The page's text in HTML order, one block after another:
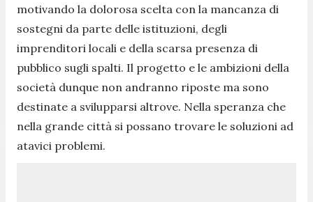
motivando la dolorosa scelta con la mancanza di
sostegni da parte delle istituzioni, degli
imprenditori locali e della scarsa presenza di
pubblico sugli spalti. Il progetto e le ambizioni della
società dunque non andranno riposte ma sono
destinate a svilupparsi altrove. Nella speranza che
nella grande città si possano trovare le soluzioni ad
atavici problemi.